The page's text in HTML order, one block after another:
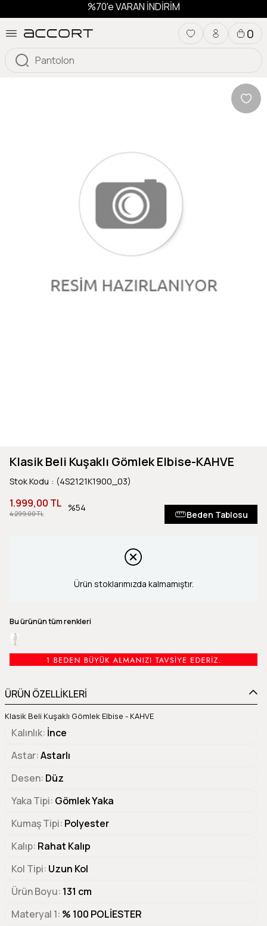
%70'e VARAN İNDİRİM
0
Klasik Beli Kuşaklı Gömlek Elbise-KAHVE
Stok Kodu (4S2121K1900_03)
4.299,00 TL
1.999,00 TL 54
Beden Tablosu
Ürün stoklarımızda kalmamıştır.
Bu ürünün tüm renkleri
ÜRÜN ÖZELLİKLERİ
Klasik Beli Kuşaklı Gömlek Elbise - KAHVE
Kalınlık İnce
Astar Astarlı
Desen Düz
Yaka Tipi Gömlek Yaka
Kumaş Tipi Polyester
Kalıp Rahat Kalıp
Kol Tipi Uzun Kol
Ürün Boyu 131 cm
Materyal 1 % 100 POLİESTER